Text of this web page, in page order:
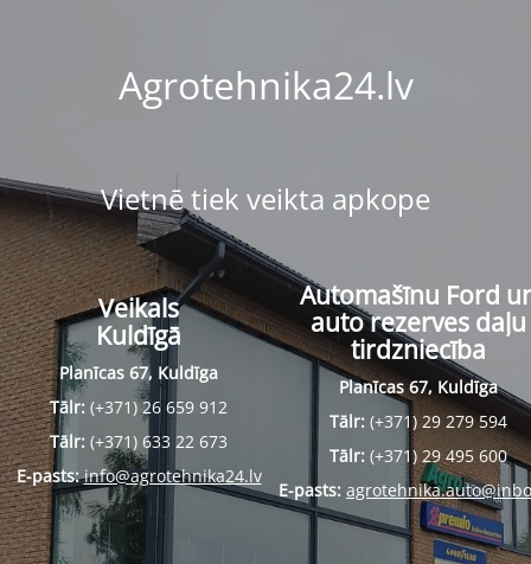
Agrotehnika24.lv
Vietnē tiek veikta apkope
Veikals
Kuldīgā
Planīcas 67, Kuldīga
Tālr: (+371) 26 659 912
Tālr: (+371) 633 22 673
E-pasts:info@agrotehnika24.lv
Automašīnu Ford
auto rezerves daļu
tirdzniecība
Planīcas 67, Kuldīga
Tālr: (+371) 29 279 594
Tālr: (+371) 29 495 600
E-pasts: